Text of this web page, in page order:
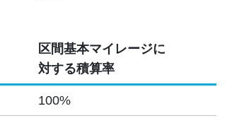
区間基本マイレージに
対する積算率
100%